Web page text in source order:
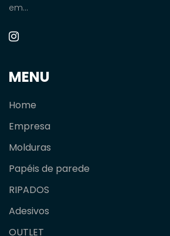
em...
MENU
Home
Empresa
Molduras
Papéis de parede
RIPADOS
Adesivos
OUTLET